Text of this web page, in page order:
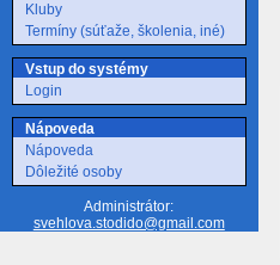
Kluby
Termíny (súťaže, školenia, iné)
Vstup do systémy
Login
Nápoveda
Nápoveda
Dôležité osoby
Administrátor:
svehlova.stodido@gmail.com